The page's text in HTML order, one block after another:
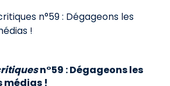
n°59 : Dégageons les
médias !